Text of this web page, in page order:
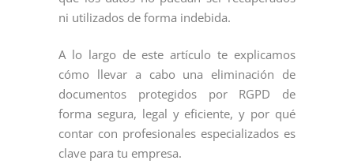
ni utilizados de forma indebida.
A lo largo de este artículo te explicamos
cómo llevar a cabo una eliminación de
documentos protegidos por RGPD de
forma segura, legal y eficiente, y por qué
contar con profesionales especializados es
clave para tu empresa.